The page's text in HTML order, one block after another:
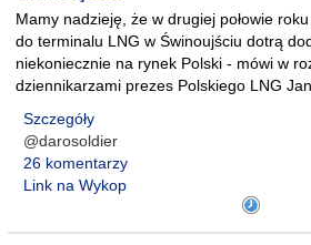
Mamy nadzieję, że w drugiej połowie
do terminalu LNG w Świnoujściu dotrą
niekoniecznie na rynek Polski - mówi w
dziennikarzami prezes Polskiego LNG
Szczegóły
@darosoldier
26 komentarzy
Link na Wykop